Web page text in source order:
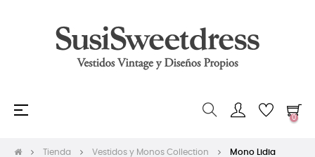
Navegación
☰
0
Tienda Vestidos y Monos Collection Mono Lidia